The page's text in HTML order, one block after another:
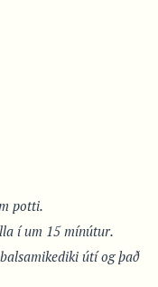
potti.
í um 15 mínútur.
útí og það